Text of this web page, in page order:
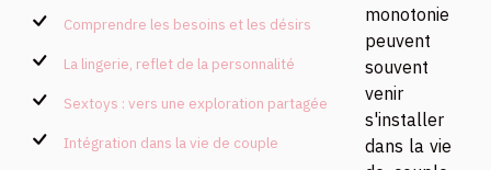
Comprendre les besoins et les désirs
La lingerie, reflet de la personnalité
Sextoys : vers une exploration partagée
Intégration dans la vie de couple
monotonie
peuvent
souvent
venir
s'installer
dans la vie